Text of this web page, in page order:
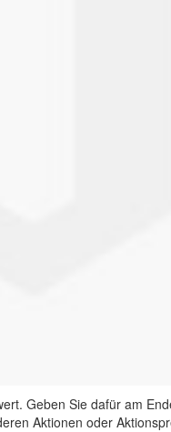
Geben Sie dafür am
Aktionen oder